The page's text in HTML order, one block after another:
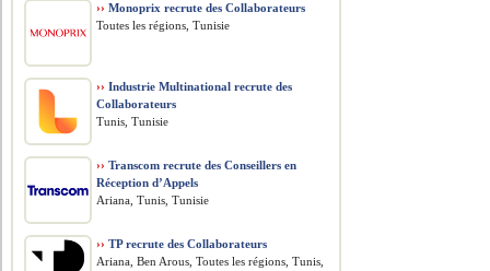
›› Monoprix recrute des Collaborateurs
Toutes les régions, Tunisie
›› Industrie Multinational recrute des
Collaborateurs
Tunis, Tunisie
›› Transcom recrute des Conseillers en
Réception d’Appels
Ariana, Tunis, Tunisie
›› TP recrute des Collaborateurs
Ariana, Ben Arous, Toutes les régions, Tunis,